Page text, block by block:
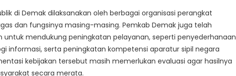
di Demak dilaksanakan oleh berbagai organisasi perangkat
dan fungsinya masing-masing. Pemkab Demak juga telah
untuk mendukung peningkatan pelayanan, seperti penyederhanaan
informasi, serta peningkatan kompetensi aparatur sipil negara
kebijakan tersebut masih memerlukan evaluasi agar hasilnya
secara merata.